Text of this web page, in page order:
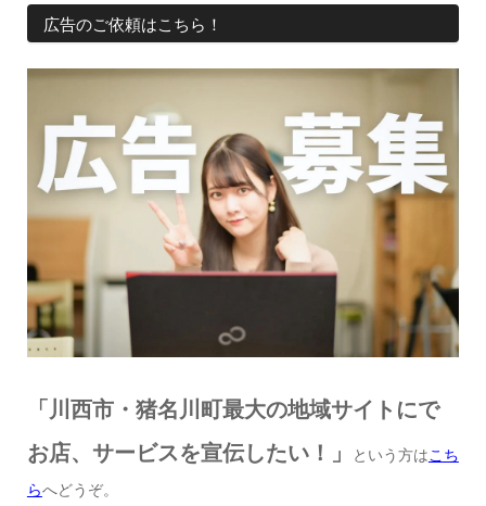
広告のご依頼はこちら！
「川西市・猪名川町最大の地域サイトにで
お店、サービスを宣伝したい！」
という方はこち
らへどうぞ。